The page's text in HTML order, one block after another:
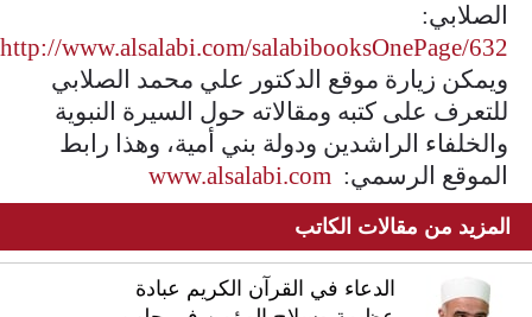
الصلابي:
http://www.alsalabi.com/salabibooksOnePage/632
ويمكن زيارة موقع الدكتور علي محمد الصلابي
للتعرف على كتبه ومقالاته حول السيرة النبوية
والخلفاء الراشدين ودولة بني أمية، وهذا رابط
الموقع الرسمي: www.alsalabi.com
المزيد من مقالات الكاتب
الدعاء في القرآن الكريم عبادة